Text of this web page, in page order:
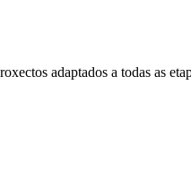
adaptados a todas as